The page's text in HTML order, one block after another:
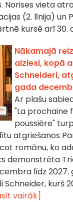
Norises vieta
(2. līnija) un
kursē arī 30.
Nākamajā
aiziesi, kopā
Schneideri,
gada
Ar plašu
"La prochaine
poussière"
atgriešanos
romānu, ko
demonstrēta
līdz
Schneider, kurš
vairāk]